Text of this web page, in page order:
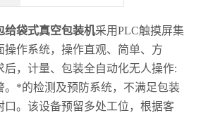
给袋式真空包装机采用PLC触摸屏集
操作系统，操作直观、简单、方
后，计量、包装全自动化无人操作:
。*的检测及预防系统，不满足包装
口。该设备预留多处工位，根据客